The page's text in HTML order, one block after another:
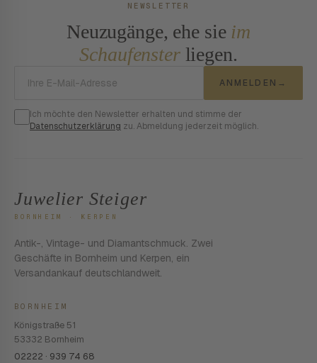
NEWSLETTER
Neuzugänge, ehe sie im
Schaufensterliegen.
ANMELDEN →
Ich möchte den Newsletter erhalten und stimme der
Datenschutzerklärung zu. Abmeldung jederzeit möglich.
Juwelier Steiger
BORNHEIM · KERPEN
Antik-, Vintage- und Diamantschmuck. Zwei
Geschäfte in Bornheim und Kerpen, ein
Versandankauf deutschlandweit.
BORNHEIM
Königstraße 51
53332 Bornheim
02222 · 939 74 68